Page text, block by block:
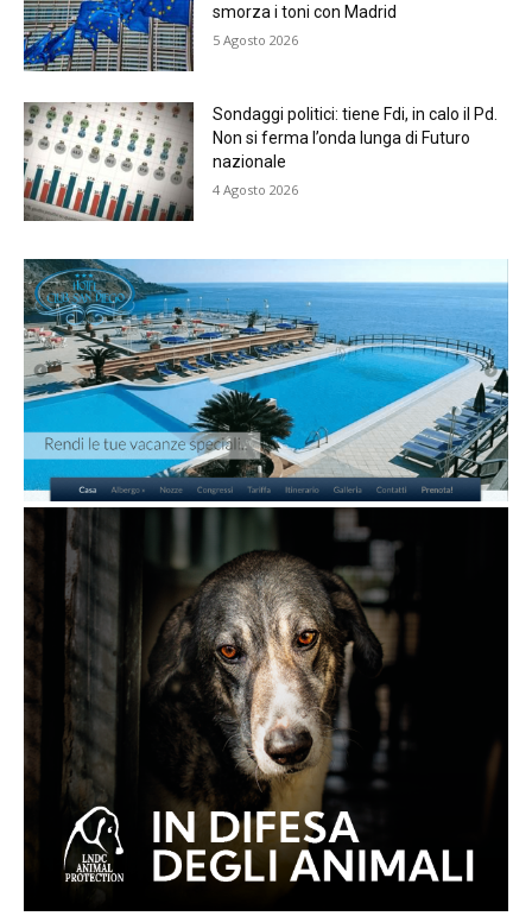
smorza i toni con Madrid
5 Agosto 2026
Sondaggi politici: tiene Fdi, in calo il Pd.
Non si ferma l’onda lunga di Futuro
nazionale
4 Agosto 2026